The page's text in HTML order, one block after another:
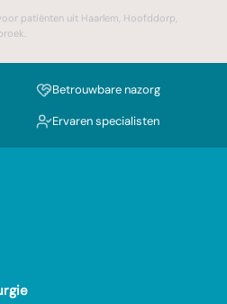
patiënten uit Haarlem Hoofddorp
.
Betrouwbare nazorg
Ervaren specialisten